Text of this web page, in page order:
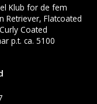
Klub for de fem
Retriever, Flatcoated
Coated
p.t. ca. 5100